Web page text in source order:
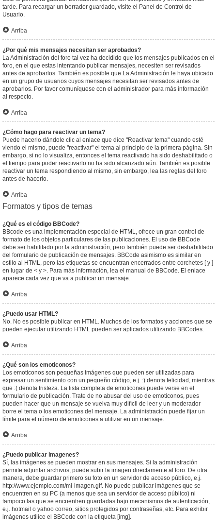
tarde. Para recargar un borrador guardado, visite el Panel de Control de
Usuario.
Arriba
¿Por qué mis mensajes necesitan ser aprobados?
La Administración del foro tal vez ha decidido que los mensajes publicados en el
foro, en el que estas intentando publicar mensajes, necesiten ser revisados
antes de aprobarlos. También es posible que La Administración le haya ubicado
en un grupo de usuarios cuyos mensajes necesitan ser revisados antes de
aprobarlos. Por favor comuníquese con el administrador para más información
al respecto.
Arriba
¿Cómo hago para reactivar un tema?
Puede hacerlo dándole clic al enlace que dice "Reactivar tema" cuando esté
viendo el mismo, puede "reactivar" el tema al principio de la primera página. Sin
embargo, si no lo visualiza, entonces el tema reactivado ha sido deshabilitado o
el tiempo para poder reactivarlo no ha sido alcanzado aún. También es posible
reactivar un tema respondiendo al mismo, sin embargo, lea las reglas del foro
antes de hacerlo.
Arriba
Formatos y tipos de temas
¿Qué es el código BBCode?
BBcode es una implementación especial de HTML, ofrece un gran control de
formato de los objetos particulares de las publicaciones. El uso de BBCode
debe ser habilitado por la administración, pero también puede ser deshabilitado
del formulario de publicación de mensajes. BBCode asimismo es similar en
estilo al HTML, pero las etiquetas se encuentran encerrados entre corchetes [ y ]
en lugar de < y >. Para más información, lea el manual de BBCode. El enlace
aparece cada vez que va a publicar un mensaje.
Arriba
¿Puedo usar HTML?
No. No es posible publicar en HTML. Muchos de los formatos y acciones que se
pueden ejecutar utilizando HTML pueden ser aplicados utilizando BBCodes.
Arriba
¿Qué son los emoticonos?
Los emoticonos son pequeñas imágenes que pueden ser utilizadas para
expresar un sentimiento con un pequeño código, e.j. :) denota felicidad, mientras
que :( denota tristeza. La lista completa de emoticones puede verse en el
formulario de publicación. Trate de no abusar del uso de emoticonos, pues
pueden hacer que un mensaje se vuelva muy difícil de leer y un moderador
borre el tema o los emoticones del mensaje. La administración puede fijar un
límite para el número de emoticones a utilizar en un mensaje.
Arriba
¿Puedo publicar imagenes?
Sí, las imágenes se pueden mostrar en sus mensajes. Si la administración
permite adjuntar archivos, puede subir la imagen directamente al foro. De otra
manera, debe guardar primero su foto en un servidor de acceso público, e.j.
http://www.ejemplo.com/mi-imagen.gif. No puede publicar imágenes que se
encuentren en su PC (a menos que sea un servidor de acceso público) ni
tampoco las que se encuentren guardadas bajo mecanismos de autenticación,
e.j. hotmail o yahoo correo, sitios protegidos por contraseñas, etc. Para exhibir
imágenes utilice el BBCode con la etiqueta [img].